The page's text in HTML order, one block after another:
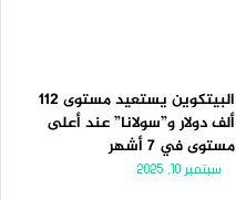
البيتكوين يستعيد مستوى 112
ألف دولار و”سولانا” عند أعلى
مستوى في 7 أشهر
سبتمبر 10, 2025